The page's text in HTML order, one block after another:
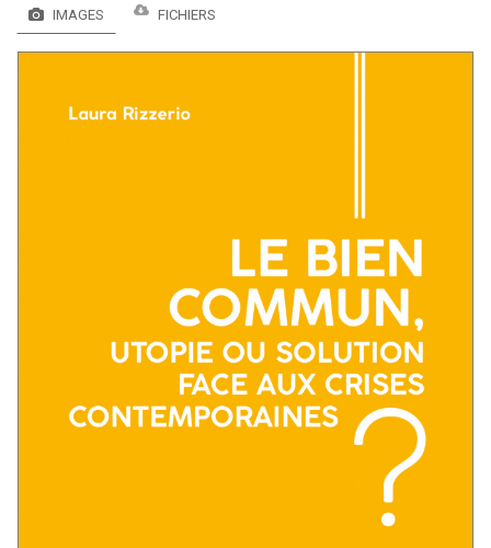
IMAGES FICHIERS